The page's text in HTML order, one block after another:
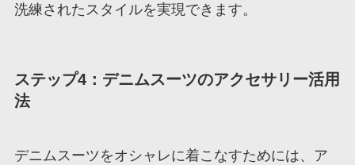
洗練されたスタイルを実現できます。
ステップ4：デニムスーツのアクセサリー活用
法
デニムスーツをオシャレに着こなすためには、ア